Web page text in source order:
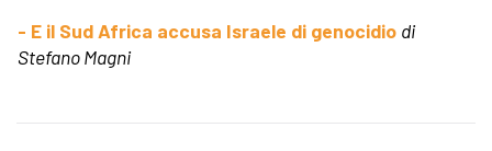
- E il Sud Africa accusa Israele di genocidio di
Stefano Magni